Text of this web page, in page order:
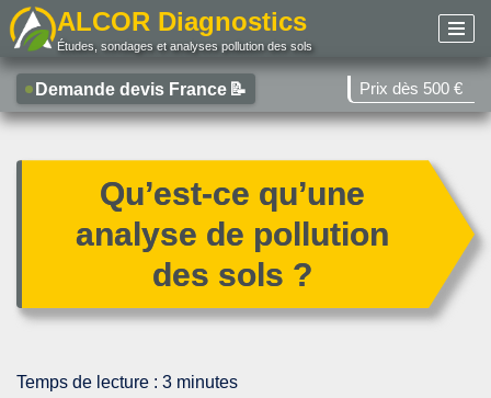
au
contenu
ALCOR Diagnostics
Études, sondages et analyses pollution des sols
Demande devis France 📝 Prix dès 500 €
Qu’est-ce qu’une
analyse de pollution
des sols ?
Temps de lecture : 3 minutes